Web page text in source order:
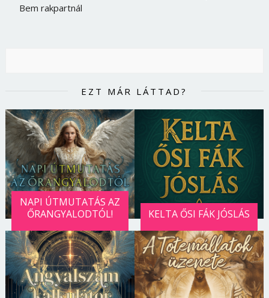
Bem rakpartnál
EZT MÁR LÁTTAD?
NAPI ÚTMUTATÁS AZ
ŐRANGYALODTÓL!
KELTA ŐSI FÁK JÓSLÁS